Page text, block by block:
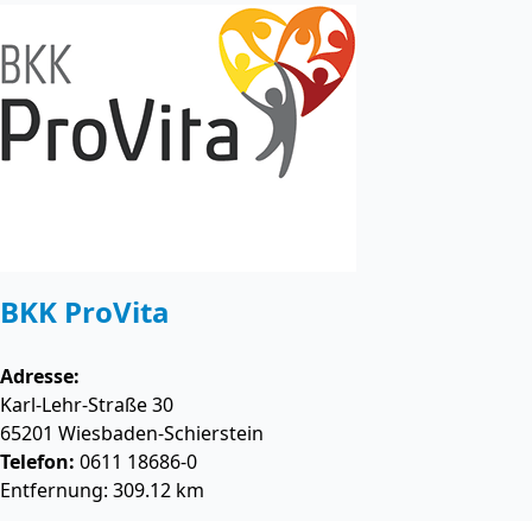
BKK ProVita
Adresse:
Karl-Lehr-Straße 30
65201 Wiesbaden-Schierstein
Telefon: 0611 18686-0
Entfernung: 309.12 km